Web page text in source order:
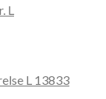
L 13833